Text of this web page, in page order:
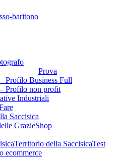
baritono
Prova
Profilo Business Full
Profilo non profit
Industriali
Saccisica
GrazieShop
Territorio della SaccisicaTest
ecommerce